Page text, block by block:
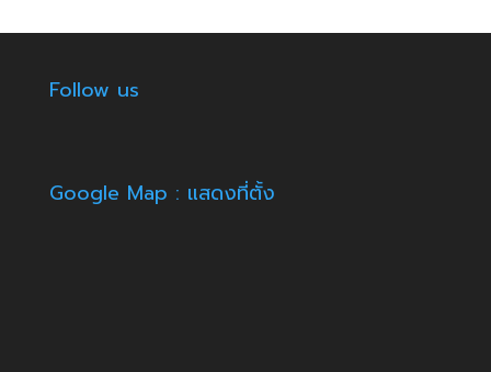
Follow us
Google Map : แสดงที่ตั้ง